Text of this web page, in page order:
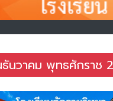
นวาคม พุทธศักราช